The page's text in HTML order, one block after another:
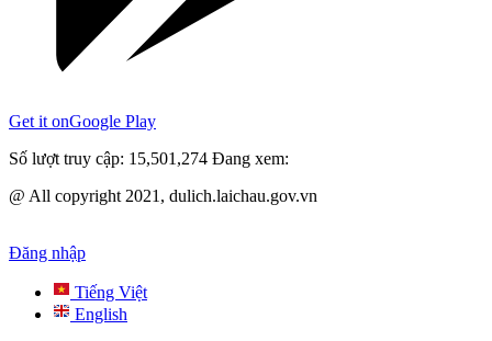
Get it onGoogle Play
Số lượt truy cập: 15,501,274 Đang xem:
@ All copyright 2021, dulich.laichau.gov.vn
Đăng nhập
Tiếng Việt
English